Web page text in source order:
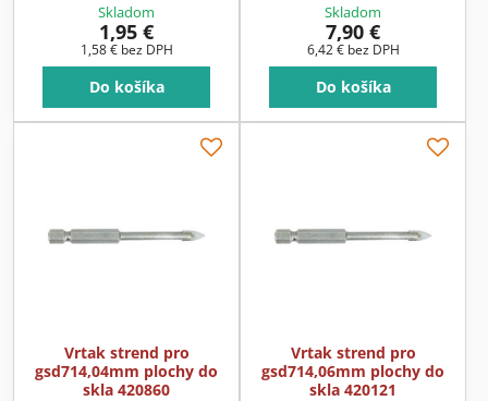
Skladom
1,95 €
1,58 € bez DPH
Do košíka
Skladom
7,90 €
6,42 € bez DPH
Do košíka
Vrtak strend pro
gsd714,04mm plochy do
skla 420860
Vrtak strend pro
gsd714,06mm plochy do
skla 420121